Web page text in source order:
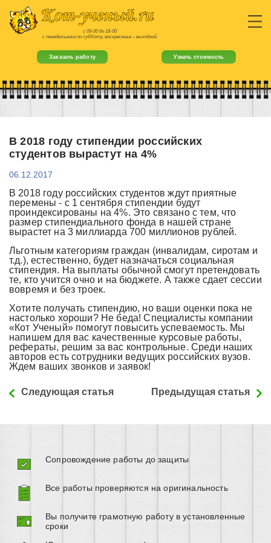
с 09-00 до 18-00
с понедельника по субботу, воскресенье – выходной
Заказать работу Узнать стоимость
В 2018 году стипендии российских
студентов вырастут на 4%
06.12.2017
В 2018 году российских студентов ждут приятные
перемены - с 1 сентября стипендии будут
проиндексированы на 4%. Это связано с тем, что
размер стипендиального фонда в нашей стране
вырастет на 3 миллиарда 700 миллионов рублей.
Льготным категориям граждан (инвалидам, сиротам и
т.д.), естественно, будет назначаться социальная
стипендия. На выплаты обычной смогут претендовать
те, кто учится очно и на бюджете. А также сдает сессии
вовремя и без троек.
Хотите получать стипендию, но ваши оценки пока не
настолько хороши? Не беда! Специалисты компании
«Кот Ученый» помогут повысить успеваемость. Мы
напишем для вас качественные курсовые работы,
рефераты, решим за вас контрольные. Среди наших
авторов есть сотрудники ведущих российских вузов.
Ждем ваших звонков и заявок!
Следующая статья Предыдущая статья
Сопровождение работы до защиты
Все работы проверяются на оригинальность
Вы получите грамотную работу в установленные
сроки